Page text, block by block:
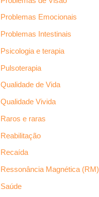
Problemas Emocionais
Problemas Intestinais
Psicologia e terapia
Pulsoterapia
Qualidade de Vida
Qualidade Vivida
Raros e raras
Reabilitação
Recaída
Ressonância Magnética (RM)
Saúde